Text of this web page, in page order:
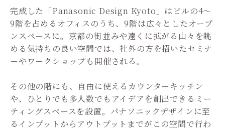
完成した「Panasonic Design Kyoto」はビルの4～
9階を占めるオフィスのうち、9階は広々としたオープ
ンスペースに。京都の街並みや遠くに拡がる山々を眺
める気持ちの良い空間では、社外の方を招いたセミナ
ーやワークショップも開催される。
その他の階にも、自由に使えるカウンターキッチン
や、ひとりでも多人数でもアイデアを創出できるミー
ティングスペースを設置。パナソニックデザインに至
るインプットからアウトプットまでがこの空間で行わ